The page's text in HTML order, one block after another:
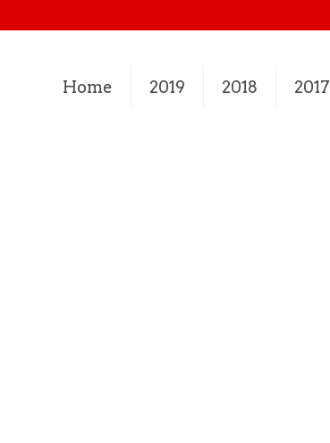
Home 2019 2018 2017